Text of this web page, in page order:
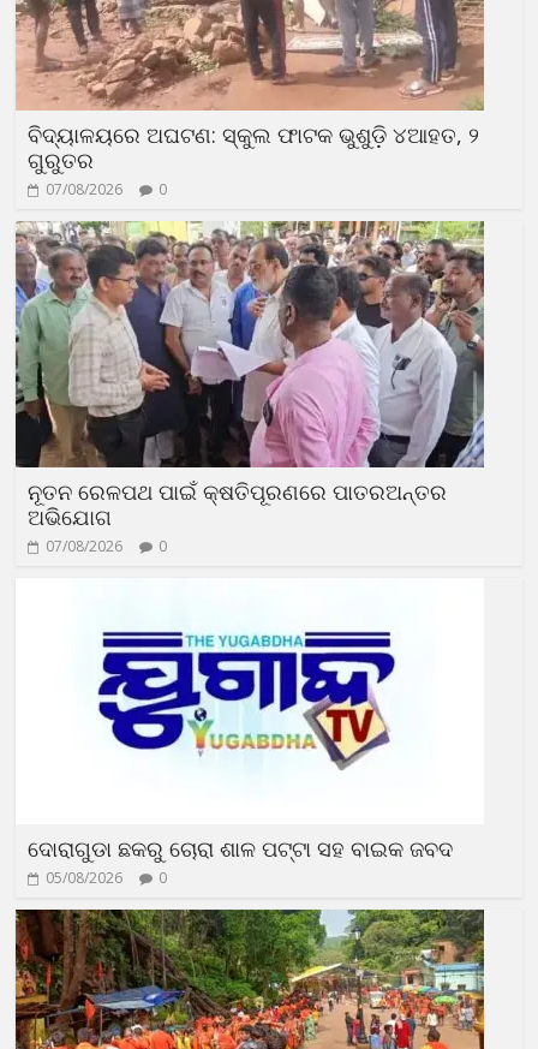
ବିଦ୍ୟାଳୟରେ ଅଘଟଣ: ସ୍କୁଲ ଫାଟକ ଭୁଶୁଡ଼ି ୪ଆହତ, ୨
ଗୁରୁତର
07/08/2026 0
ନୂତନ ରେଳପଥ ପାଇଁ କ୍ଷତିପୂରଣରେ ପାତରଅନ୍ତର
ଅଭିଯୋଗ
07/08/2026 0
ଦୋରାଗୁଡା ଛକରୁ ଚୋରା ଶାଳ ପଟ୍ଟା ସହ ବାଇକ ଜବଦ
05/08/2026 0